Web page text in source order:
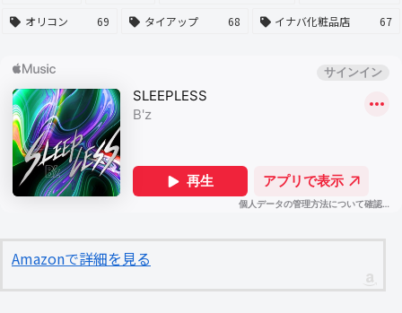
オリコン
69 タイアップ 68 イナバ化粧品店 67
Amazonで詳細を見る